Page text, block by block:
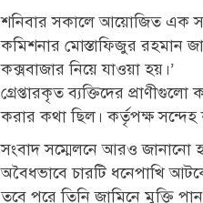
শনিবার সকালে আয়োজিত এক
কমিশনার মোস্তাফিজুর রহমান
কক্সবাজার নিয়ে যাওয়া হয়।’
গ্রেপ্তারকৃত ব্যক্তিদের
করার কথা ছিল। কর্তৃপক্ষ সন্দেহ
সংবাদ সম্মেলনে আরও জানানো
অবৈধভাবে চারটি ধনেপাখি
তবে পরে তিনি জামিনে মুক্তি